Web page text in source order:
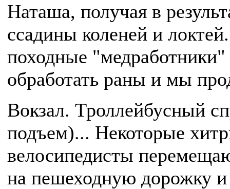
Наташа, получая в
ссадины коленей и
походные
обработать раны и мы
Вокзал. Троллейбусный
подъем)... Некоторые
велосипедисты
на пешеходную дорожку и